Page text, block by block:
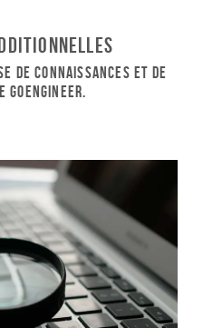
de connaissances et de
GoEngineer.